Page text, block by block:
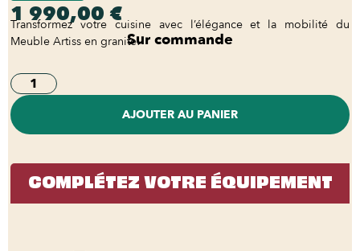
1 990,00 €
Transformez votre cuisine avec l’élégance et la mobilité du
Meuble Artiss en granite!Sur commande
AJOUTER AU PANIER
COMPLÉTEZ VOTRE ÉQUIPEMENT